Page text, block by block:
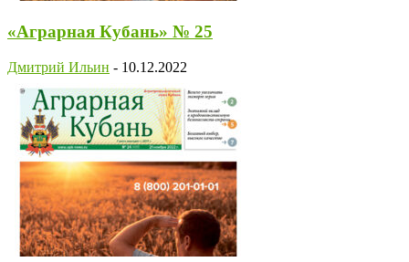
«Аграрная Кубань» № 25
Дмитрий Ильин - 10.12.2022